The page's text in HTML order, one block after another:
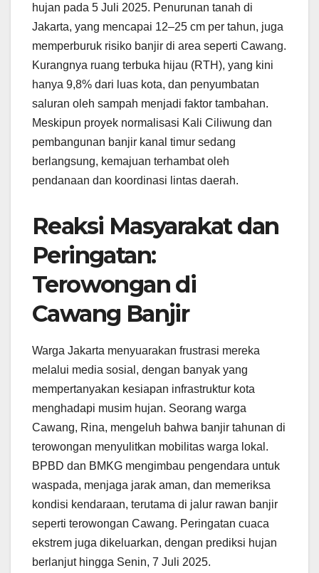
hujan pada 5 Juli 2025. Penurunan tanah di
Jakarta, yang mencapai 12–25 cm per tahun, juga
memperburuk risiko banjir di area seperti Cawang.
Kurangnya ruang terbuka hijau (RTH), yang kini
hanya 9,8% dari luas kota, dan penyumbatan
saluran oleh sampah menjadi faktor tambahan.
Meskipun proyek normalisasi Kali Ciliwung dan
pembangunan banjir kanal timur sedang
berlangsung, kemajuan terhambat oleh
pendanaan dan koordinasi lintas daerah.
Reaksi Masyarakat dan
Peringatan:
Terowongan di
Cawang Banjir
Warga Jakarta menyuarakan frustrasi mereka
melalui media sosial, dengan banyak yang
mempertanyakan kesiapan infrastruktur kota
menghadapi musim hujan. Seorang warga
Cawang, Rina, mengeluh bahwa banjir tahunan di
terowongan menyulitkan mobilitas warga lokal.
BPBD dan BMKG mengimbau pengendara untuk
waspada, menjaga jarak aman, dan memeriksa
kondisi kendaraan, terutama di jalur rawan banjir
seperti terowongan Cawang. Peringatan cuaca
ekstrem juga dikeluarkan, dengan prediksi hujan
berlanjut hingga Senin, 7 Juli 2025.